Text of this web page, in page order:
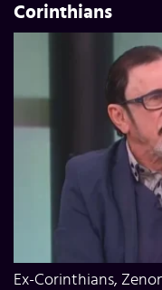
Corinthians
Ex-Corinthians,